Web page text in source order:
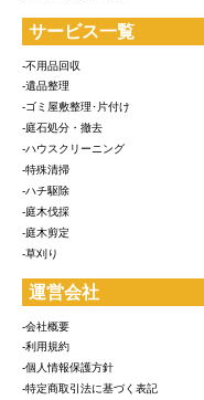
サービス一覧
-不用品回収
-遺品整理
-ゴミ屋敷整理･片付け
-庭石処分・撤去
-ハウスクリーニング
-特殊清掃
-ハチ駆除
-庭木伐採
-庭木剪定
-草刈り
運営会社
-会社概要
-利用規約
-個人情報保護方針
-特定商取引法に基づく表記